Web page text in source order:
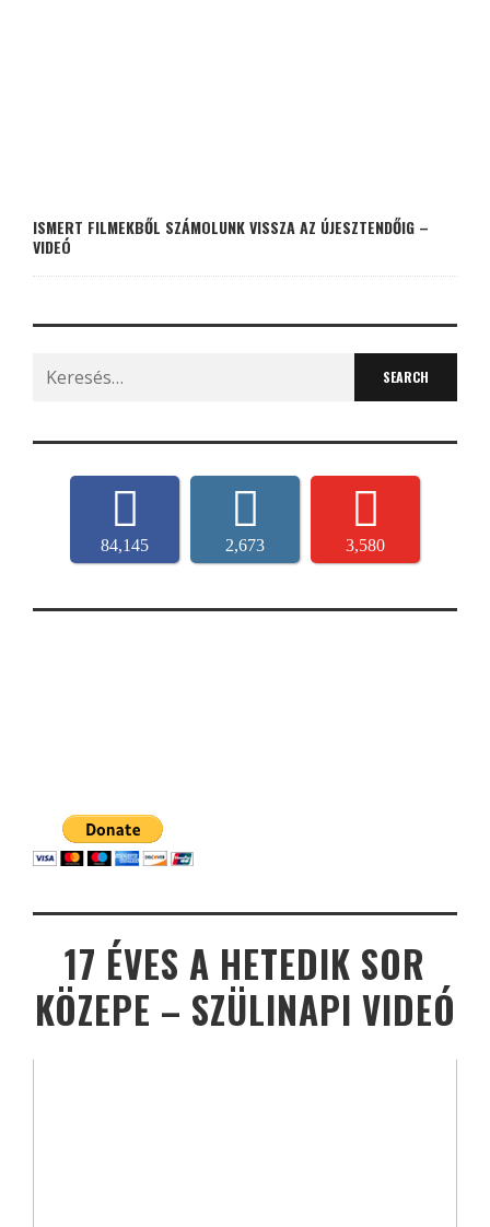
ISMERT FILMEKBŐL SZÁMOLUNK VISSZA AZ ÚJESZTENDŐIG –
VIDEÓ
Search
for:
84,145 2,673 3,580
17 ÉVES A HETEDIK SOR
KÖZEPE – SZÜLINAPI VIDEÓ